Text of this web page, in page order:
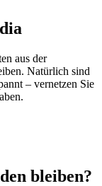
aus der
Natürlich sind
– vernetzen Sie
bleiben?